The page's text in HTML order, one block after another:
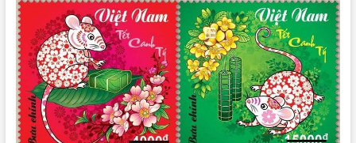
杰
诞
辰
1
0
0
0
周
年